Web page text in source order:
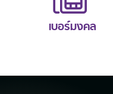
เบอร์มงคล